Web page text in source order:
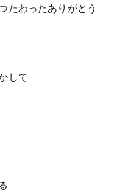
たわったありがとう
して